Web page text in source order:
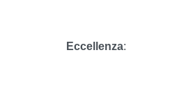
Eccellenza: